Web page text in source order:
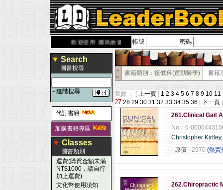
歡迎使用 國民旅遊卡！！ 帳號 密碼
▼ Search
圖書搜尋
- 進階搜尋
代訂書籍
加購書籍專區
▼ Classes
圖書類別
運費(購買金額未滿
NT$1000，請自行
加上運費)
文化幣使用須知
■
■
書籍類別：復健科(運動醫學) 書籍
頁數 ： [ 上一頁 ] 1 2 3 4 5 6 7 8 9 10 11
27 28 29 30 31 32 33 34 35 36 [ 下一頁 ]
261.Clinical Gait
No：0-
Christopher
- 原價 - 2970 (熱賣
262.Chiropractic